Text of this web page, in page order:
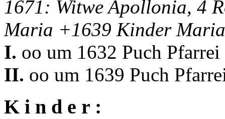
1671: Witwe Apollonia, 4
Maria +1639 Kinder
I. oo um 1632 Puch Pfarrei
II. oo um 1639 Puch
K i n d e r :